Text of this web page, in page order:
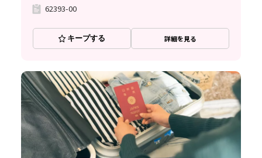
62393-00
キープする 詳細を見る